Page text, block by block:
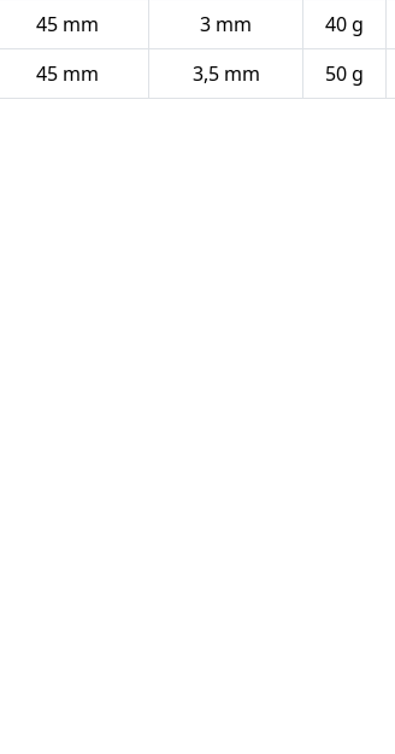
45 mm 3 mm 40 g
45 mm 3,5 mm 50 g